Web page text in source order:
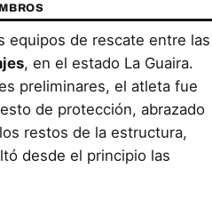
equipos de rescate entre las
, en el estado La Guaira.
preliminares, el atleta fue
de protección, abrazado
restos de la estructura,
desde el principio las